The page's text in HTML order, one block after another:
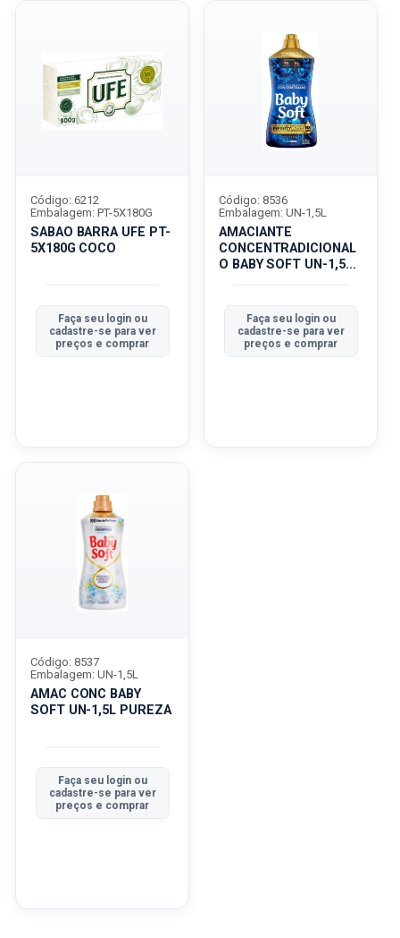
SABAO BARRA UFE PT-
5X180G COCO
Código: 6212
Embalagem: PT-5X180G
Faça seu login ou
cadastre-se para ver
preços e comprar
AMACIANTE
CONCENTRADICIONAL
O BABY SOFT UN-1,5L
Código: 8536
Embalagem: UN-1,5L
Faça seu login ou
cadastre-se para ver
preços e comprar
AMAC CONC BABY
SOFT UN-1,5L PUREZA
Código: 8537
Embalagem: UN-1,5L
Faça seu login ou
cadastre-se para ver
preços e comprar